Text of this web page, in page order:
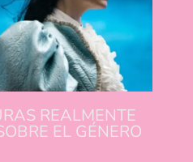
REALMENTE
EL GÉNERO